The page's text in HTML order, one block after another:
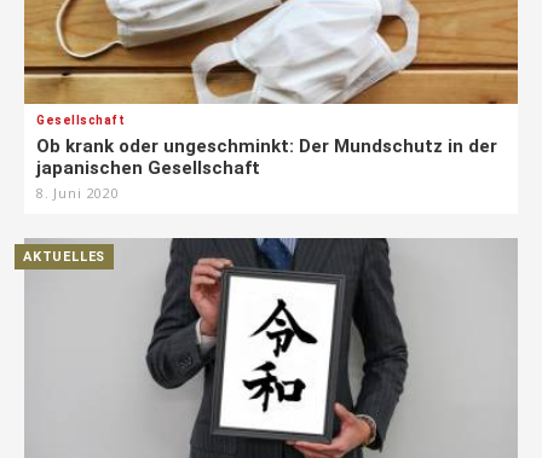
Gesellschaft
Ob krank oder ungeschminkt: Der Mundschutz in der
japanischen Gesellschaft
8. Juni 2020
AKTUELLES